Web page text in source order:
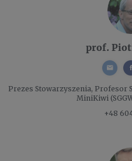
prof.
Prezes Stowarzyszenia, Profesor
MiniKiwi
+48